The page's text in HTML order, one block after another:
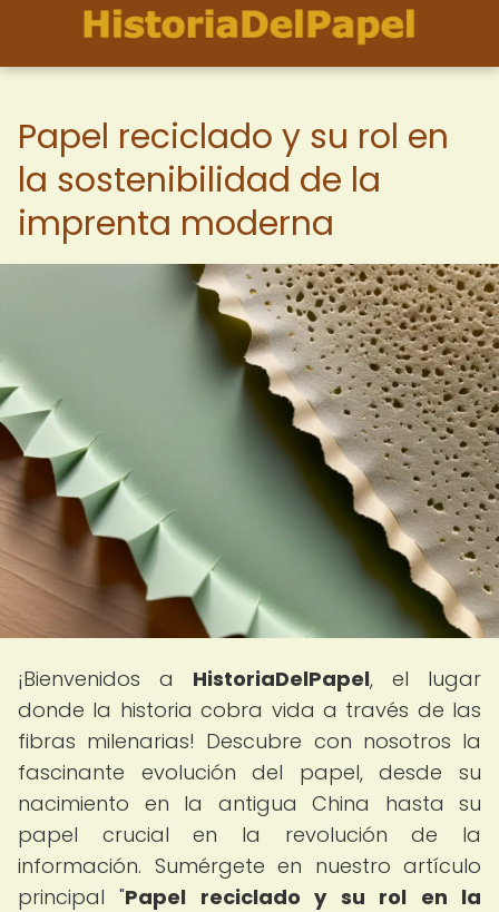
Papel reciclado y su rol en
la sostenibilidad de la
imprenta moderna
¡Bienvenidos a HistoriaDelPapel, el lugar
donde la historia cobra vida a través de las
fibras milenarias! Descubre con nosotros la
fascinante evolución del papel, desde su
nacimiento en la antigua China hasta su
papel crucial en la revolución de la
información. Sumérgete en nuestro artículo
principal "Papel reciclado y su rol en la